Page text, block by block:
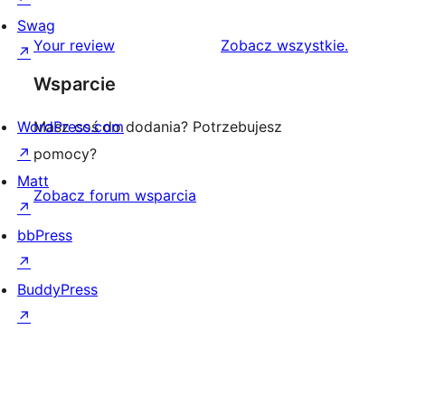
1-
Your review Zobacz wszystkierecenzje
.
Wsparcie
Masz coś do dodania? Potrzebujesz
pomocy?
Zobacz forum wsparcia
Swag
↗
WordPress.com
↗
Matt
↗
bbPress
↗
BuddyPress
↗